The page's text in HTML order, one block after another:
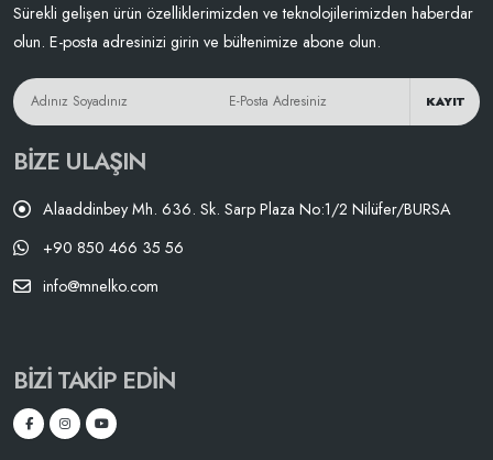
Sürekli gelişen ürün özelliklerimizden ve teknolojilerimizden haberdar
olun. E-posta adresinizi girin ve bültenimize abone olun.
KAYIT
BIZE ULAŞIN
Alaaddinbey Mh. 636. Sk. Sarp Plaza No:1/2 Nilüfer/BURSA
+90 850 466 35 56
info@mnelko.com
BIZI TAKIP EDIN